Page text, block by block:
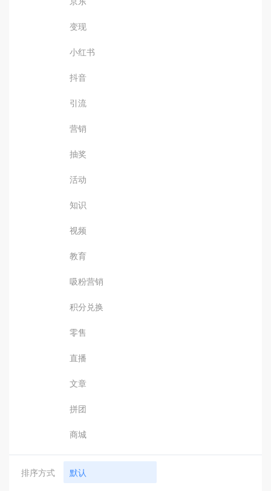
变现
小红书
抖音
引流
营销
抽奖
活动
知识
视频
教育
吸粉营销
积分兑换
零售
直播
文章
拼团
商城
排序方式 默认